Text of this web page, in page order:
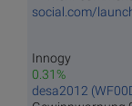
social.com/
Innogy
0.31%
desa2012